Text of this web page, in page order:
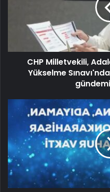
CHP Milletvekili,
Yükselme